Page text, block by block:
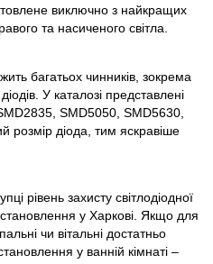
виключно з найкращих
та насиченого світла.
багатьох чинників, зокрема
У каталозі представлені
SMD5050, SMD5630,
діода, тим яскравіше
рівень захисту світлодіодної
у Харкові. Якщо для
чи вітальні достатньо
у ванній кімнаті –